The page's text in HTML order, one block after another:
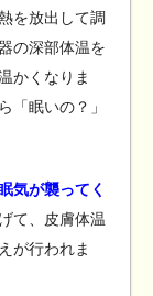
を放出して調
の深部体温を
かくなりま
「眠いの？」
気が襲ってく
て、皮膚体温
が行われま